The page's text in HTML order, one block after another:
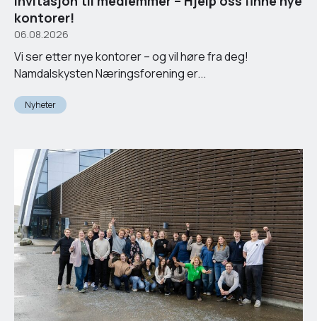
kontorer!
06.08.2026
Vi ser etter nye kontorer – og vil høre fra deg!
Namdalskysten Næringsforening er...
Nyheter